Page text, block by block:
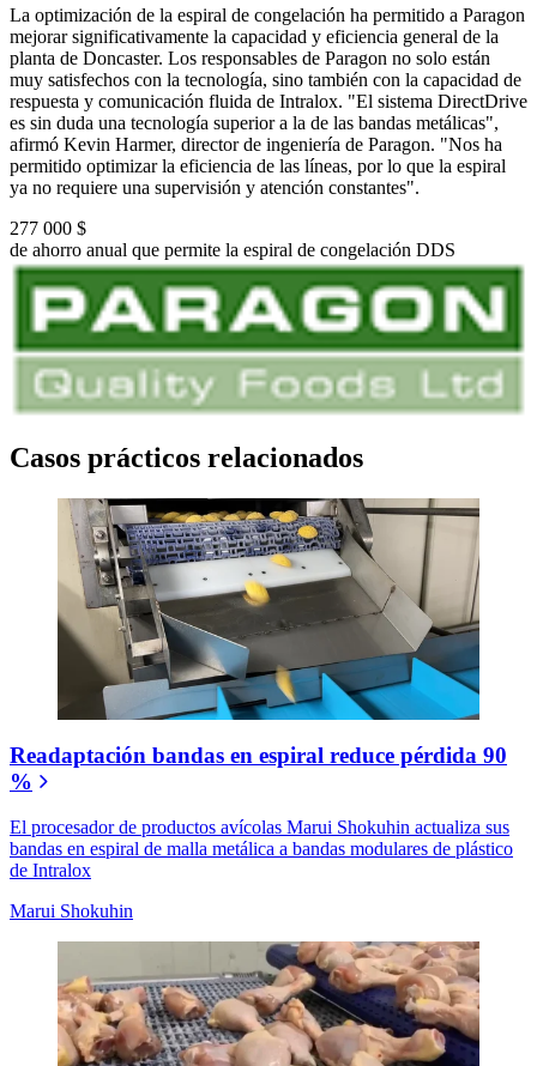
La optimización de la espiral de congelación ha permitido a Paragon
mejorar significativamente la capacidad y eficiencia general de la
planta de Doncaster. Los responsables de Paragon no solo están
muy satisfechos con la tecnología, sino también con la capacidad de
respuesta y comunicación fluida de Intralox. "El sistema DirectDrive
es sin duda una tecnología superior a la de las bandas metálicas",
afirmó Kevin Harmer, director de ingeniería de Paragon. "Nos ha
permitido optimizar la eficiencia de las líneas, por lo que la espiral
ya no requiere una supervisión y atención constantes".
277 000 $
de ahorro anual que permite la espiral de congelación DDS
Casos prácticos relacionados
Readaptación bandas en espiral reduce pérdida 90
%
El procesador de productos avícolas Marui Shokuhin actualiza sus
bandas en espiral de malla metálica a bandas modulares de plástico
de Intralox
Marui Shokuhin